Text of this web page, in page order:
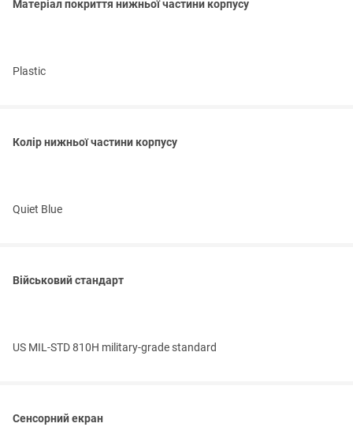
Матеріал покриття нижньої частини корпусу
Plastic
Колір нижньої частини корпусу
Quiet Blue
Військовий стандарт
US MIL-STD 810H military-grade standard
Сенсорний екран